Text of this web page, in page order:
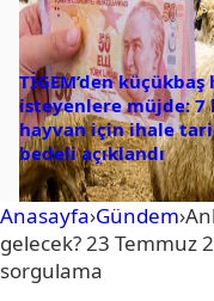
TİGEM’den
isteyenlere müjde: 7
hayvan için ihale
bedeli açıklandı
Anasayfa›Gündem›
gelecek? 23 Temmuz
sorgulama